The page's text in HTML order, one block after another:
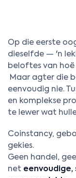
Op die eerste
dieselfde — 'n
beloftes van
Maar agter die
eenvoudig nie.
en komplekse
te lewer wat
Coinstancy,
gekies.
Geen handel,
net eenvoudige,